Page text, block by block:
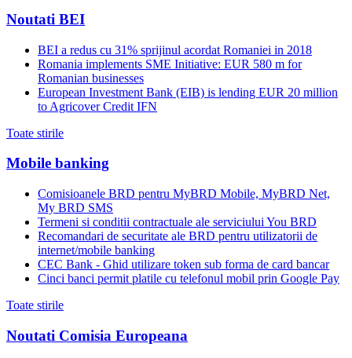
Noutati BEI
BEI a redus cu 31% sprijinul acordat Romaniei in 2018
Romania implements SME Initiative: EUR 580 m for
Romanian businesses
European Investment Bank (EIB) is lending EUR 20 million
to Agricover Credit IFN
Toate stirile
Mobile banking
Comisioanele BRD pentru MyBRD Mobile, MyBRD Net,
My BRD SMS
Termeni si conditii contractuale ale serviciului You BRD
Recomandari de securitate ale BRD pentru utilizatorii de
internet/mobile banking
CEC Bank - Ghid utilizare token sub forma de card bancar
Cinci banci permit platile cu telefonul mobil prin Google Pay
Toate stirile
Noutati Comisia Europeana